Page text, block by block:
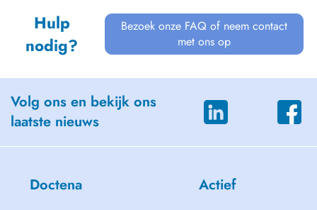
Hulp
nodig?
Bezoek onze FAQ of neem contact
met ons op
Volg ons en bekijk ons
laatste nieuws
Doctena Actief